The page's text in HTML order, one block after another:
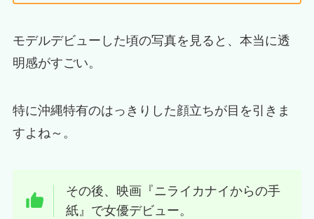
モデルデビューした頃の写真を見ると、本当に透
明感がすごい。
特に沖縄特有のはっきりした顔立ちが目を引きま
すよね～。
その後、映画『ニライカナイからの手
紙』で女優デビュー。